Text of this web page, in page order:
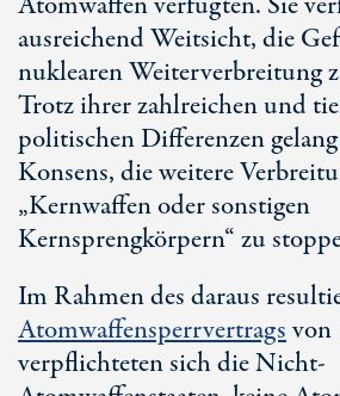
ausreichend Weitsicht, die
nuklearen Weiterverbreitung
Trotz ihrer zahlreichen und
politischen Differenzen
Konsens, die weitere
„Kernwaffen oder sonstigen
Kernsprengkörpern“ zu
Im Rahmen des daraus
Atomwaffensperrvertragsvon
verpflichteten sich die Nicht-